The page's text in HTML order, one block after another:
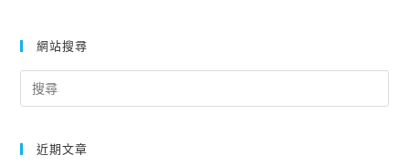
網站搜尋
for:
近期文章